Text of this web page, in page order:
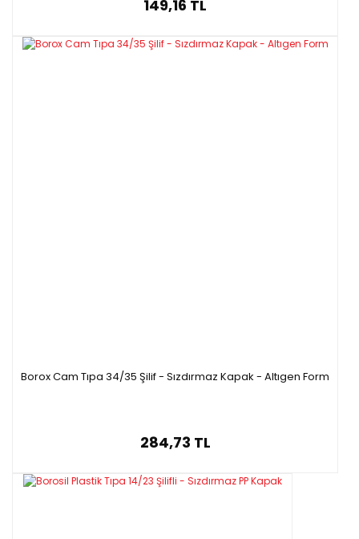
149,16 TL
Borox Cam Tıpa 34/35 Şilif - Sızdırmaz Kapak - Altıgen Form
284,73 TL